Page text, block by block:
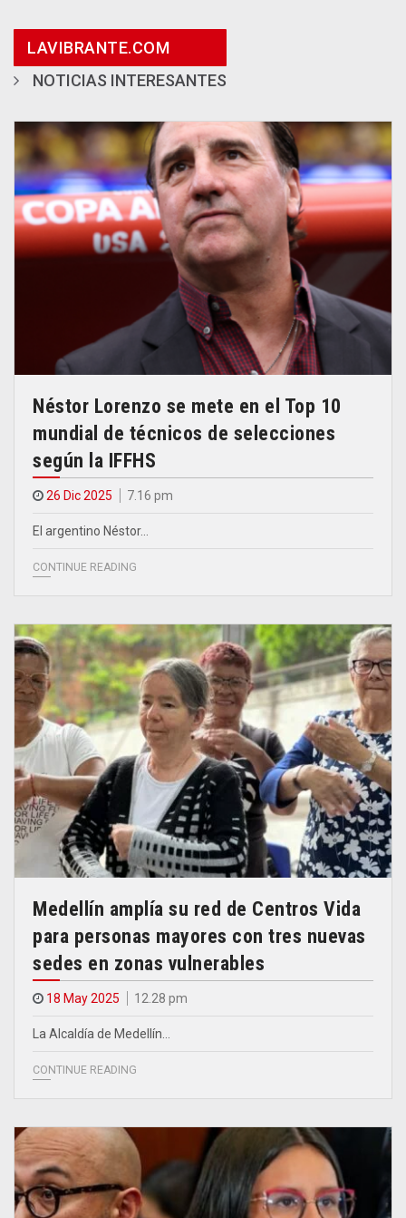
LAVIBRANTE.COM
NOTICIAS INTERESANTES
Néstor Lorenzo se mete en el Top 10
mundial de técnicos de selecciones
según la IFFHS
26 Dic 2025 7.16 pm
El argentino Néstor…
CONTINUE READING
Medellín amplía su red de Centros Vida
para personas mayores con tres nuevas
sedes en zonas vulnerables
18 May 2025 12.28 pm
La Alcaldía de Medellín…
CONTINUE READING